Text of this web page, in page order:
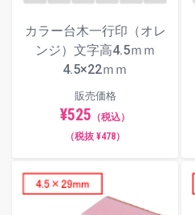
カラー台木一行印（オレ
ンジ）文字高4.5ｍｍ
4.5×22ｍｍ
販売価格
¥525 （税込）
（税抜 ¥478）